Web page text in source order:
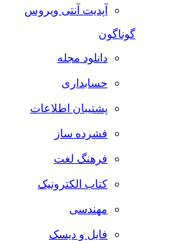
آپدیت آنتی ویروس
گوناگون
دانلود مجله
حسابداری
پشتیبان اطلاعات
فشرده ساز
فرهنگ لغت
کتاب الکترونیک
مهندسی
فایل و دیسک